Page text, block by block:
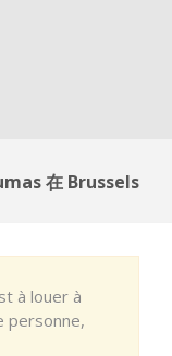
在 Brussels
à louer à
personne,